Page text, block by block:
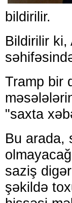
bildirilir.
Bildirilir
Tramp bir
"saxta
Bu arada,
saziş
şəkildə